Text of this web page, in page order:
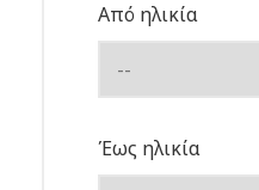
Από ηλικία
Έως ηλικία